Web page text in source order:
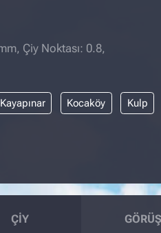
Çiy Noktası: 0.8,
Kayapınar Kocaköy Kulp
ÇIY GÖRÜŞ